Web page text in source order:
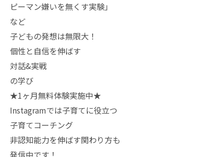
ピーマン嫌いを無くす実験」
など
子どもの発想は無限大！
個性と自信を伸ばす
対話&実戦
の学び
★1ヶ月無料体験実施中★
Instagramでは子育てに役立つ
子育てコーチング
非認知能力を伸ばす関わり方も